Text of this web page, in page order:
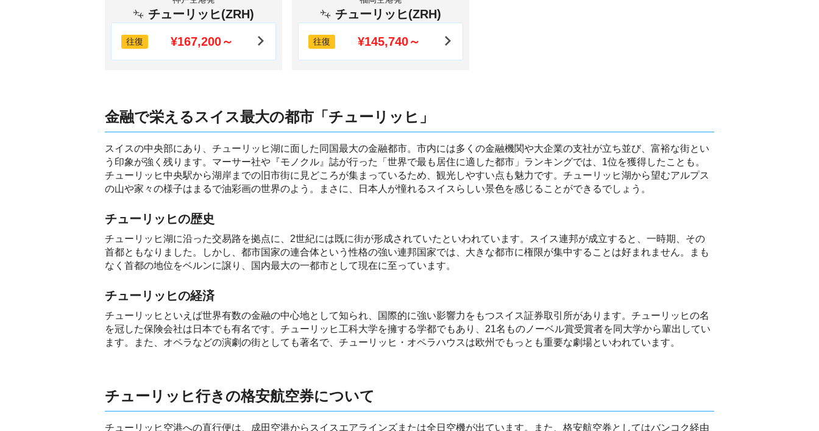
チューリッヒ(ZRH)
往復 ¥167,200～
チューリッヒ(ZRH)
往復 ¥145,740～
金融で栄えるスイス最大の都市「チューリッヒ」
スイスの中央部にあり、チューリッヒ湖に面した同国最大の金融都市。市内には多くの金融機関や大企業の支社が立ち並び、富裕な街とい
う印象が強く残ります。マーサー社や『モノクル』誌が行った「世界で最も居住に適した都市」ランキングでは、1位を獲得したことも。
チューリッヒ中央駅から湖岸までの旧市街に見どころが集まっているため、観光しやすい点も魅力です。チューリッヒ湖から望むアルプス
の山や家々の様子はまるで油彩画の世界のよう。まさに、日本人が憧れるスイスらしい景色を感じることができるでしょう。
チューリッヒの歴史
チューリッヒ湖に沿った交易路を拠点に、2世紀には既に街が形成されていたといわれています。スイス連邦が成立すると、一時期、その
首都ともなりました。しかし、都市国家の連合体という性格の強い連邦国家では、大きな都市に権限が集中することは好まれません。まも
なく首都の地位をベルンに譲り、国内最大の一都市として現在に至っています。
チューリッヒの経済
チューリッヒといえば世界有数の金融の中心地として知られ、国際的に強い影響力をもつスイス証券取引所があります。チューリッヒの名
を冠した保険会社は日本でも有名です。チューリッヒ工科大学を擁する学都でもあり、21名ものノーベル賞受賞者を同大学から輩出してい
ます。また、オペラなどの演劇の街としても著名で、チューリッヒ・オペラハウスは欧州でもっとも重要な劇場といわれています。
チューリッヒ行きの格安航空券について
チューリッヒ空港への直行便は、成田空港からスイスエアラインズまたは全日空機が出ています。また、格安航空券としてはバンコク経由